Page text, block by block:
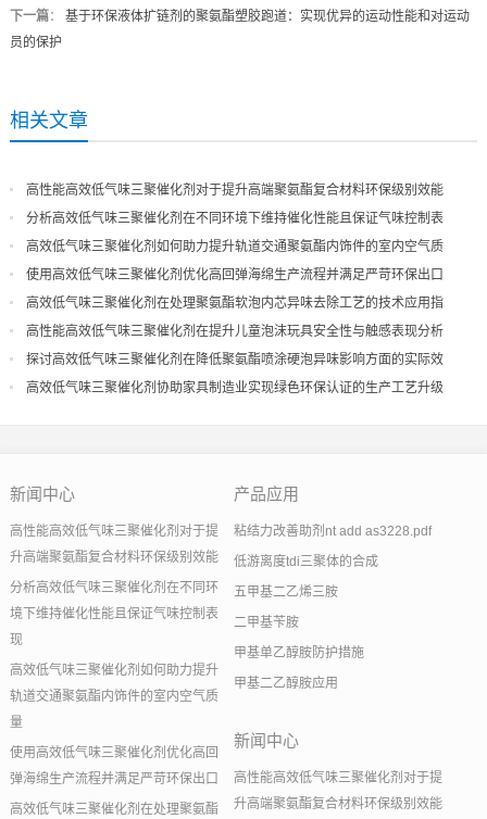
下一篇： 基于环保液体扩链剂的聚氨酯塑胶跑道：实现优异的运动性能和对运动
员的保护
相关文章
高性能高效低气味三聚催化剂对于提升高端聚氨酯复合材料环保级别效能
分析高效低气味三聚催化剂在不同环境下维持催化性能且保证气味控制表
现
高效低气味三聚催化剂如何助力提升轨道交通聚氨酯内饰件的室内空气质
量
使用高效低气味三聚催化剂优化高回弹海绵生产流程并满足严苛环保出口
高效低气味三聚催化剂在处理聚氨酯软泡内芯异味去除工艺的技术应用指
导
高性能高效低气味三聚催化剂在提升儿童泡沫玩具安全性与触感表现分析
探讨高效低气味三聚催化剂在降低聚氨酯喷涂硬泡异味影响方面的实际效
果
高效低气味三聚催化剂协助家具制造业实现绿色环保认证的生产工艺升级
新闻中心
高性能高效低气味三聚催化剂对于提
升高端聚氨酯复合材料环保级别效能
分析高效低气味三聚催化剂在不同环
境下维持催化性能且保证气味控制表
现
高效低气味三聚催化剂如何助力提升
轨道交通聚氨酯内饰件的室内空气质
量
使用高效低气味三聚催化剂优化高回
弹海绵生产流程并满足严苛环保出口
高效低气味三聚催化剂在处理聚氨酯
产品应用
粘结力改善助剂nt add as3228.pdf
低游离度tdi三聚体的合成
五甲基二乙烯三胺
二甲基苄胺
甲基单乙醇胺防护措施
甲基二乙醇胺应用
新闻中心
高性能高效低气味三聚催化剂对于提
升高端聚氨酯复合材料环保级别效能